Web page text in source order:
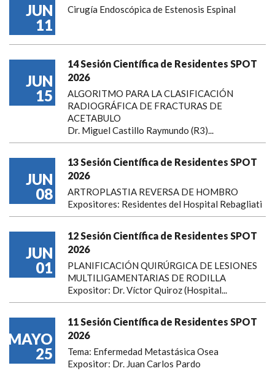
JUN
11
Cirugía Endoscópica de Estenosis Espinal
JUN
15
14 Sesión Científica de Residentes SPOT
2026
ALGORITMO PARA LA CLASIFICACIÓN
RADIOGRÁFICA DE FRACTURAS DE
ACETABULO
Dr. Miguel Castillo Raymundo (R3)...
JUN
08
13 Sesión Científica de Residentes SPOT
2026
ARTROPLASTIA REVERSA DE HOMBRO
Expositores: Residentes del Hospital Rebagliati
JUN
01
12 Sesión Científica de Residentes SPOT
2026
PLANIFICACIÓN QUIRÚRGICA DE LESIONES
MULTILIGAMENTARIAS DE RODILLA
Expositor: Dr. Víctor Quiroz (Hospital...
MAYO
25
11 Sesión Científica de Residentes SPOT
2026
Tema: Enfermedad Metastásica Osea
Expositor: Dr. Juan Carlos Pardo